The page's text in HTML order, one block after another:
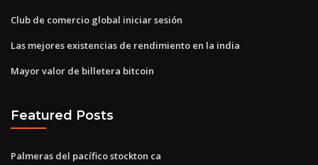
Club de comercio global iniciar sesión
Las mejores existencias de rendimiento en la india
Mayor valor de billetera bitcoin
Featured Posts
Palmeras del pacífico stockton ca